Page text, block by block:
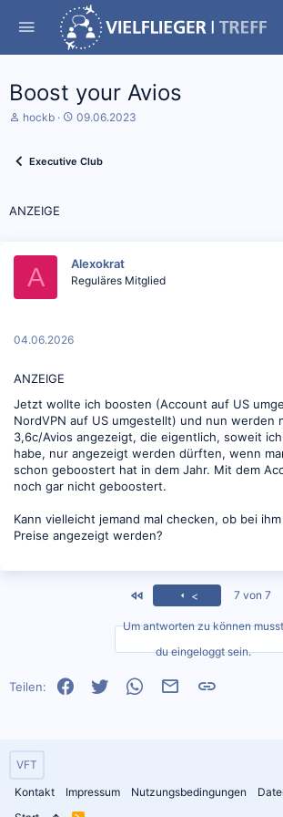
Boost your Avios
S
r
*
hockb
D
u
09.06.2023
Executive Club
ANZEIGE
A Alexokrat
Reguläres Mitglied
04.06.2026
ANZEIGE
Jetzt wollte ich boosten (Account auf US
NordVPN auf US umgestellt) und nun werden
3,6c/Avios angezeigt, die eigentlich, soweit
habe, nur angezeigt werden dürften, wenn
schon geboostert hat in dem Jahr. Mit dem
noch gar nicht geboostert.
Kann vielleicht jemand mal checken, ob bei
Preise angezeigt werden?
< 7 von 7
Um antworten zu können musst
du eingeloggt sein.
Teilen: FacebookTwitter WhatsApp
E-MailLink
VFT
Kontakt
Impressum Nutzungsbedingungen